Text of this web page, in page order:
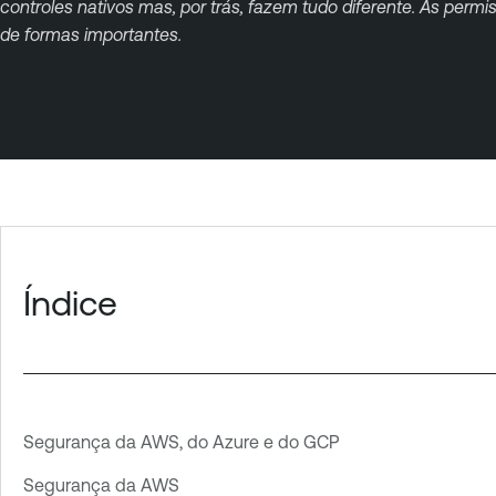
controles nativos mas, por trás, fazem tudo diferente. As
de formas importantes.
Índice
Segurança da AWS, do Azure e do GCP
Segurança da AWS